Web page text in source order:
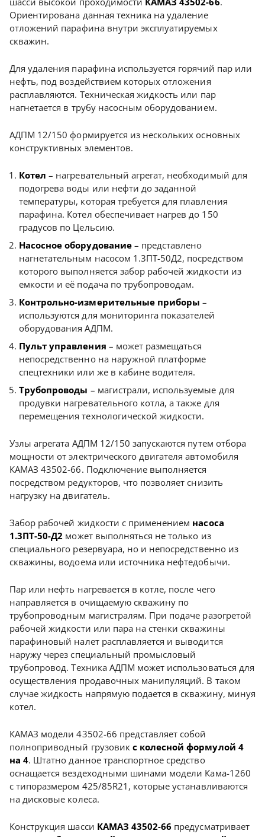
Ориентирована данная техника на удаление
отложений парафина внутри эксплуатируемых
скважин.
Для удаления парафина используется горячий пар или
нефть, под воздействием которых отложения
расплавляются. Техническая жидкость или пар
нагнетается в трубу насосным оборудованием.
АДПМ 12/150 формируется из нескольких основных
конструктивных элементов.
Котел – нагревательный агрегат, необходимый для
подогрева воды или нефти до заданной
температуры, которая требуется для плавления
парафина. Котел обеспечивает нагрев до 150
градусов по Цельсию.
Насосное оборудование– представлено
нагнетательным насосом 1.3ПТ-50Д2, посредством
которого выполняется забор рабочей жидкости из
емкости и её подача по трубопроводам.
Контрольно-измерительные приборы –
используются для мониторинга показателей
оборудования АДПМ.
Пульт управления – может размещаться
непосредственно на наружной платформе
спецтехники или же в кабине водителя.
Трубопроводы – магистрали, используемые для
продувки нагревательного котла, а также для
перемещения технологической жидкости.
Узлы агрегата АДПМ 12/150 запускаются путем отбора
мощности от электрического двигателя автомобиля
КАМАЗ 43502-66. Подключение выполняется
посредством редукторов, что позволяет снизить
нагрузку на двигатель.
Забор рабочей жидкости с применением насоса
1.3ПТ-50-Д2 может выполняться не только из
специального резервуара, но и непосредственно из
скважины, водоема или источника нефтедобычи.
Пар или нефть нагревается в котле, после чего
направляется в очищаемую скважину по
трубопроводным магистралям. При подаче разогретой
рабочей жидкости или пара на стенки скважины
парафиновый налет расплавляется и выводится
наружу через специальный промысловый
трубопровод. Техника АДПМ может использоваться для
осуществления продавочных манипуляций. В таком
случае жидкость напрямую подается в скважину, минуя
котел.
КАМАЗ модели 43502-66 представляет собой
полноприводный грузовик с колесной формулой 4
на 4. Штатно данное транспортное средство
оснащается вездеходными шинами модели Кама-1260
с типоразмером 425/85R21, которые устанавливаются
на дисковые колеса.
Конструкция шасси КАМАЗ 43502-66 предусматривает